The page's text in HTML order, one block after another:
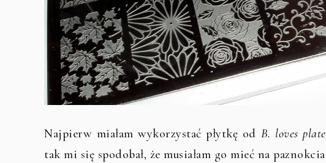
Najpierw miałam wykorzystać płytkę od B. loves
tak mi się spodobał, że musiałam go mieć na